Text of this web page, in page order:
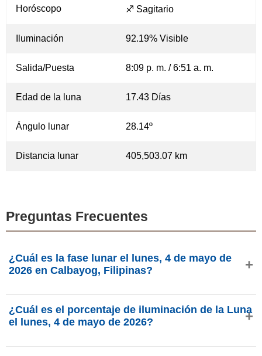
Horóscopo ♐ Sagitario
Iluminación 92.19% Visible
Salida/Puesta 8:09 p. m. / 6:51 a. m.
Edad de la luna 17.43 Días
Ángulo lunar 28.14º
Distancia lunar 405,503.07 km
Preguntas Frecuentes
¿Cuál es la fase lunar el lunes, 4 de mayo de
2026 en Calbayog, Filipinas?
Luna está en la fase Tercer Octante con 92.19% de
iluminación, tiene 17.43 días de edad y se encuentra en la
¿Cuál es el porcentaje de iluminación de la Luna
el lunes, 4 de mayo de 2026?